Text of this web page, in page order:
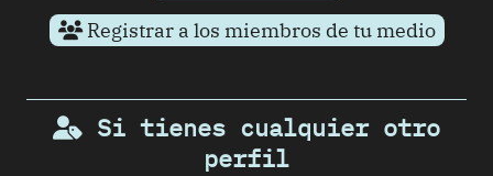
Registrar a los miembros de tu medio
Si tienes cualquier otro
perfil